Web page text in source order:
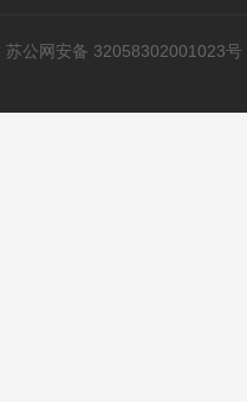
苏公网安备 32058302001023号